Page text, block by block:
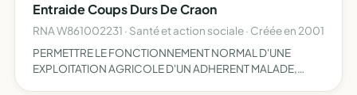
Entraide Coups Durs De Craon
RNA W861002231 · Santé et action sociale · Créée en 2001
PERMETTRE LE FONCTIONNEMENT NORMAL D'UNE
EXPLOITATION AGRICOLE D'UN ADHERENT MALADE,